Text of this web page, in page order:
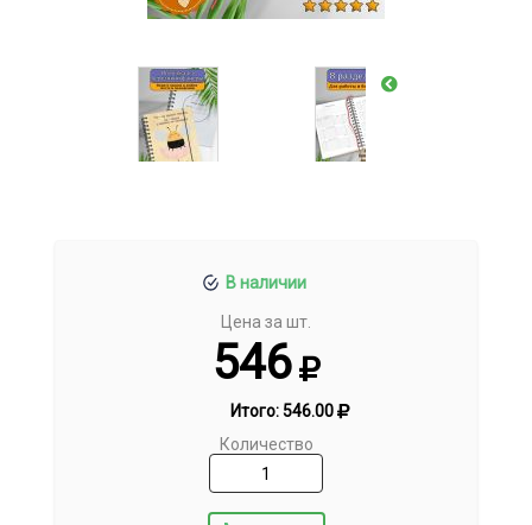
В наличии
Цена за шт.
546
Итого:546.00
Количество